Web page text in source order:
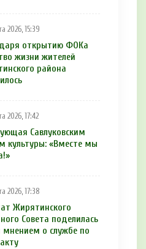
2026, 15:39
открытию ФОКа
жизни жителей
района
2026, 17:42
Савлуковским
культуры: «Вместе мы
2026, 17:38
Жирятинского
Совета поделилась
мнением о службе по